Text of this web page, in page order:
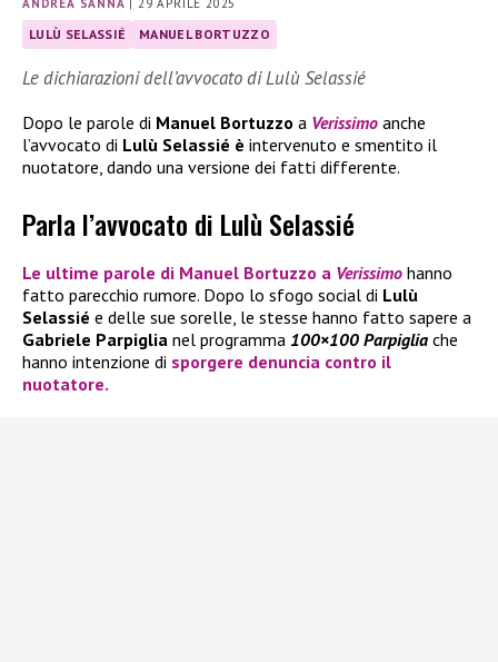
LULÙ SELASSIÉ MANUEL BORTUZZO
Le dichiarazioni dell’avvocato di Lulù Selassié
Dopo le parole di Manuel Bortuzzo a Verissimo anche
l’avvocato di Lulù Selassié è intervenuto e smentito il
nuotatore, dando una versione dei fatti differente.
Parla l’avvocato di Lulù Selassié
Le ultime parole di Manuel Bortuzzo a Verissimo hanno
fatto parecchio rumore. Dopo lo sfogo social di Lulù
Selassié e delle sue sorelle, le stesse hanno fatto sapere a
Gabriele Parpiglia nel programma 100×100 Parpiglia che
hanno intenzione di sporgere denuncia contro il
nuotatore.